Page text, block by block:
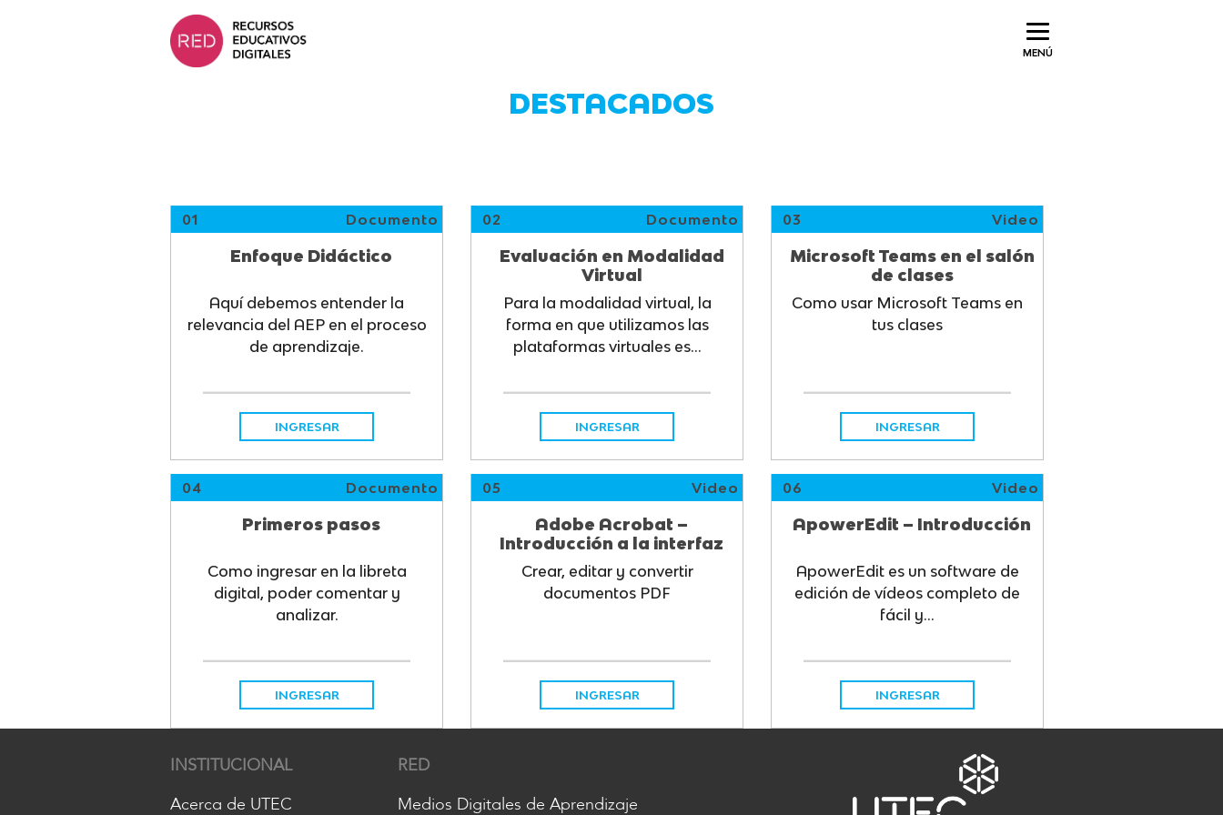
MENÚ
Saltar
al
DESTACADOS
01 Documento
Enfoque Didáctico
Aquí debemos entender la
relevancia del AEP en el proceso
de aprendizaje.
INGRESAR
02 Documento
Evaluación en Modalidad
Virtual
Para la modalidad virtual, la
forma en que utilizamos las
plataformas virtuales es...
INGRESAR
03 Video
Microsoft Teams en el salón
de clases
Como usar Microsoft Teams en
tus clases
INGRESAR
04 Documento
Primeros pasos
Como ingresar en la libreta
digital, poder comentar y
analizar.
INGRESAR
05 Video
Adobe Acrobat –
Introducción a la interfaz
Crear, editar y convertir
documentos PDF
INGRESAR
06 Video
ApowerEdit – Introducción
ApowerEdit es un software de
edición de vídeos completo de
fácil y...
INGRESAR
INSTITUCIONAL
Acerca de UTEC
RED
Medios Digitales de Aprendizaje